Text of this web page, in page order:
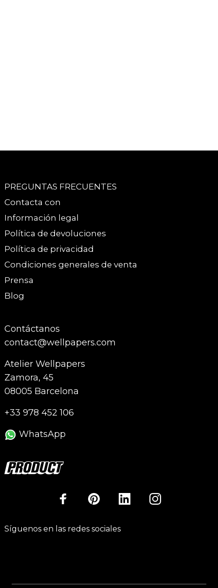
PREGUNTAS FRECUENTES
Contacta con
Información legal
Política de devoluciones
Política de privacidad
Condiciones generales de venta
Prensa
Blog
Contáctanos
contact@wellpapers.com
Atelier Wellpapers
Zamora, 45
08005 Barcelona
+33 978 452 106
WhatsApp
Síguenos en las redes sociales